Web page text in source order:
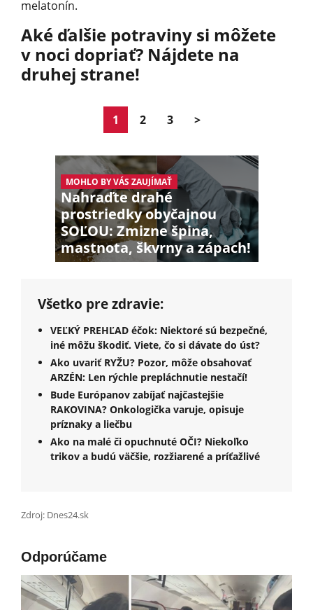
melatonín.
Aké ďalšie potraviny si môžete
v noci dopriať? Nájdete na
druhej strane!
1 2 3 >
MOHLO BY VÁS ZAUJÍMAŤ
Nahraďte drahé
prostriedky obyčajnou
SOĽOU: Zmizne špina,
mastnota, škvrny a zápach!
Všetko pre zdravie:
VEĽKÝ PREHĽAD éčok: Niektoré sú bezpečné,
iné môžu škodiť. Viete, čo si dávate do úst?
Ako uvariť RYŽU? Pozor, môže obsahovať
ARZÉN: Len rýchle prepláchnutie nestačí!
Bude Európanov zabíjať najčastejšie
RAKOVINA? Onkologička varuje, opisuje
príznaky a liečbu
Ako na malé či opuchnuté OČI? Niekoľko
trikov a budú väčšie, rozžiarené a príťažlivé
Zdroj: Dnes24.sk
Odporúčame